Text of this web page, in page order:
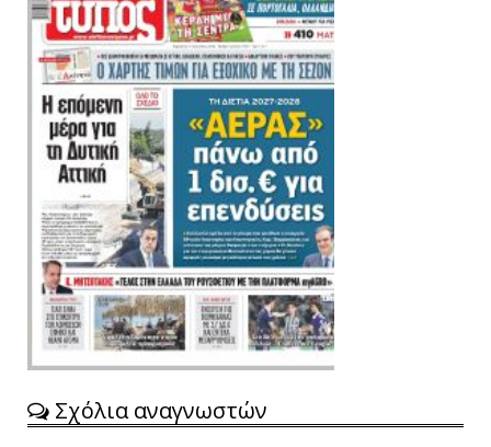
Σχόλια αναγνωστών